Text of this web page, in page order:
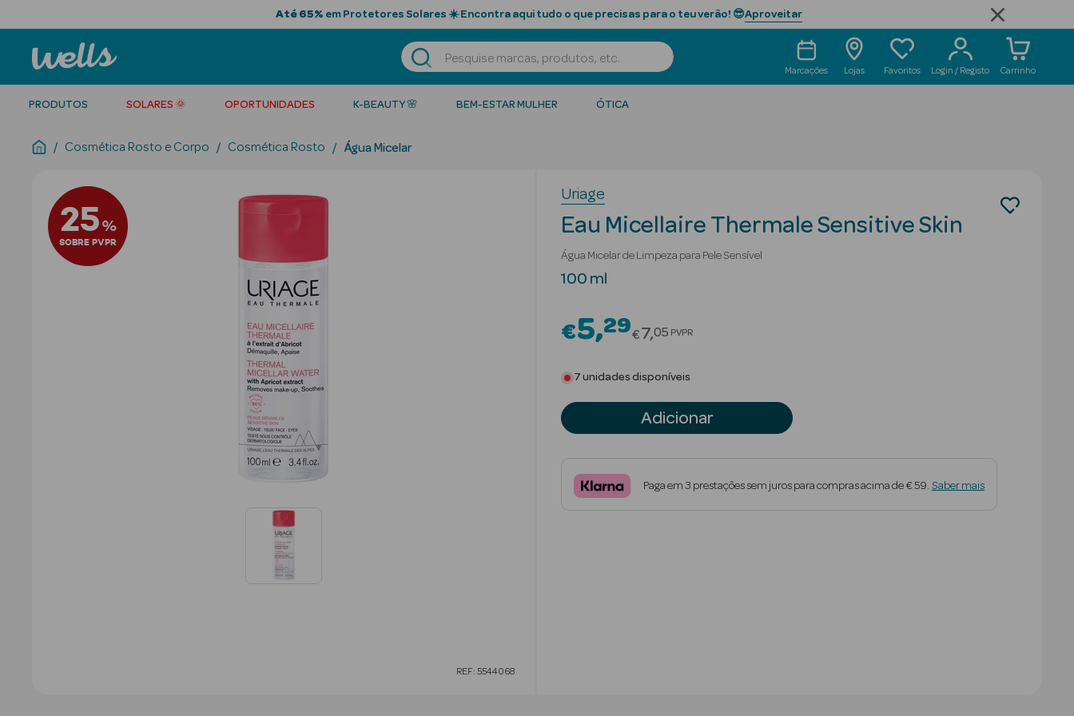
Até 65% em Protetores Solares ☀️ Encontra aqui tudo o que precisas para o teu verão! 😎Aproveitar
Marcações Lojas Favoritos Login / Registo Carrinho
PRODUTOS SOLARES 🌞 OPORTUNIDADES K-BEAUTY 🌸 BEM-ESTAR MULHER ÓTICA
Cosmética Rosto e Corpo Cosmética Rosto Água Micelar
25%
SOBRE PVPR
REF: 5544068
Uriage
Eau Micellaire Thermale Sensitive Skin
Água Micelar de Limpeza para Pele Sensível
100 ml
€5 29Price reduced from
€7 05 PVPR
7 unidades disponíveis
Adicionar
Paga em 3 prestações sem juros para compras acima de € 59. Saber mais